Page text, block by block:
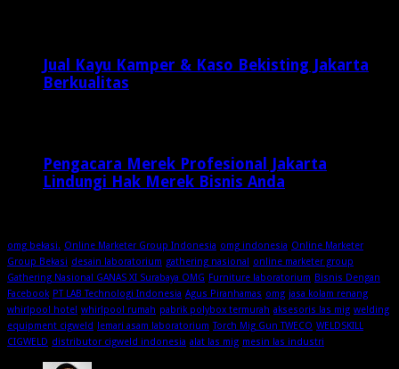
Jual Kayu Kamper & Kaso Bekisting Jakarta
Berkualitas
Pengacara Merek Profesional Jakarta
Lindungi Hak Merek Bisnis Anda
omg bekasi. Online Marketer Group Indonesia omg indonesia Online Marketer
Group Bekasi desain laboratorium gathering nasional online marketer group
Gathering Nasional GANAS XI Surabaya OMG Furniture laboratorium Bisnis Dengan
Facebook PT LAB Technologi Indonesia Agus Piranhamas omg jasa kolam renang
whirlpool hotel whirlpool rumah pabrik polybox termurah aksesoris las mig welding
equipment cigweld lemari asam laboratorium Torch Mig Gun TWECO WELDSKILL
CIGWELD distributor cigweld indonesia alat las mig mesin las industri